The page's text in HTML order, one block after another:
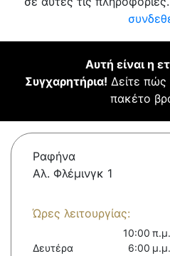
Αυτή είναι η
Συγχαρητήρια! Δείτε πώς
πακέτο
Ραφήνα
Αλ. Φλέμινγκ 1
Ώρες λειτουργίας:
Δευτέρα
10:00
6:00 μ.μ.